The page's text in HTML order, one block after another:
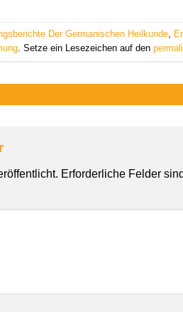
Der Germanischen Heilkunde
. Setze ein Lesezeichen auf den
Erforderliche Felder